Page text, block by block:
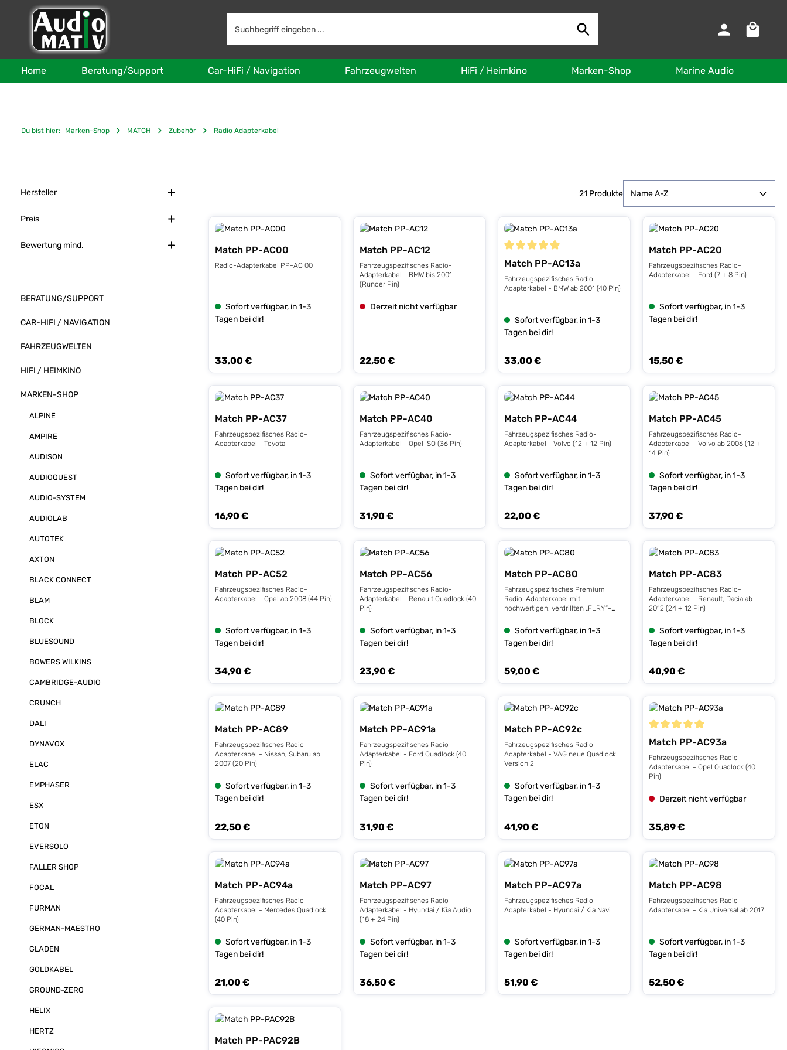
Hauptinhalt springen
Zur Suche springen
Zur Hauptnavigation springen
Home Beratung/Support Car-HiFi / Navigation Fahrzeugwelten HiFi / Heimkino Marken-Shop Marine Audio
Du bist hier: Marken-Shop MATCH Zubehör Radio Adapterkabel
Hersteller
Preis
Bewertung mind.
BERATUNG/SUPPORT
CAR-HIFI / NAVIGATION
FAHRZEUGWELTEN
HIFI / HEIMKINO
MARKEN-SHOP
ALPINE
AMPIRE
AUDISON
AUDIOQUEST
AUDIO-SYSTEM
AUDIOLAB
AUTOTEK
AXTON
BLACK CONNECT
BLAM
BLOCK
BLUESOUND
BOWERS WILKINS
CAMBRIDGE-AUDIO
CRUNCH
DALI
DYNAVOX
ELAC
EMPHASER
ESX
ETON
EVERSOLO
FALLER SHOP
FOCAL
FURMAN
GERMAN-MAESTRO
GLADEN
GOLDKABEL
GROUND-ZERO
HELIX
HERTZ
21 Produkte
Match PP-AC00
Sofort verfügbar, in 1-3
Tagen bei dir!
Regulärer Preis:
33,00 €
Match PP-AC12
Fahrzeugspezifisches Radio-
Adapterkabel - BMW bis 2001
Derzeit nicht verfügbar
Regulärer Preis:
22,50 €
Durchschnittliche Bewertung von 5 von 5 Sternen
Match PP-AC13a
Fahrzeugspezifisches Radio-
Adapterkabel - BMW ab 2001 (40 Pin)
Sofort verfügbar, in 1-3
Tagen bei dir!
Regulärer Preis:
33,00 €
Match PP-AC20
Fahrzeugspezifisches Radio-
Adapterkabel - Ford (7 + 8 Pin)
Sofort verfügbar, in 1-3
Tagen bei dir!
Regulärer Preis:
15,50 €
Match PP-AC37
Fahrzeugspezifisches Radio-
Adapterkabel - Toyota
Sofort verfügbar, in 1-3
Tagen bei dir!
Regulärer Preis:
16,90 €
Match PP-AC40
Fahrzeugspezifisches Radio-
Adapterkabel - Opel ISO (36 Pin)
Sofort verfügbar, in 1-3
Tagen bei dir!
Regulärer Preis:
31,90 €
Match PP-AC44
Fahrzeugspezifisches Radio-
Adapterkabel - Volvo (12 + 12 Pin)
Sofort verfügbar, in 1-3
Tagen bei dir!
Regulärer Preis:
22,00 €
Match PP-AC45
Fahrzeugspezifisches Radio-
Adapterkabel - Volvo ab 2006 (12 +
14 Pin)
Sofort verfügbar, in 1-3
Tagen bei dir!
Regulärer Preis:
37,90 €
Match PP-AC52
Fahrzeugspezifisches Radio-
Adapterkabel - Opel ab 2008 (44 Pin)
Sofort verfügbar, in 1-3
Tagen bei dir!
Regulärer Preis:
34,90 €
Match PP-AC56
Fahrzeugspezifisches Radio-
Adapterkabel - Renault Quadlock (40
Pin)
Sofort verfügbar, in 1-3
Tagen bei dir!
Regulärer Preis:
23,90 €
Match PP-AC80
Fahrzeugspezifisches Premium
Radio-Adapterkabel mit
hochwertigen, verdrillten „FLRY“-
Leitungsquerschnitt und
asymmetrischer Anschlussaufteilung
– Mercedes ab 2017 MBUX System
Optimierter Leitungsquerschnitt für
geringste Leitungsverluste Tape-
einzelnen Leitungen Asymmetrische
Kabellängen zum einfachen Einbau
0,50 Meter Anschlüsse 1 x 26-poliger
polige Mercedes Systembuchse 2 x
ISO Stecker 1 x ISO Buchse
Sofort verfügbar, in 1-3
Tagen bei dir!
Regulärer Preis:
59,00 €
Match PP-AC83
Fahrzeugspezifisches Radio-
Adapterkabel - Renault, Dacia ab
2012 (24 + 12 Pin)
Sofort verfügbar, in 1-3
Tagen bei dir!
Regulärer Preis:
40,90 €
Match PP-AC89
Fahrzeugspezifisches Radio-
Adapterkabel - Nissan, Subaru ab
2007 (20 Pin)
Sofort verfügbar, in 1-3
Tagen bei dir!
Regulärer Preis:
22,50 €
Match PP-AC91a
Fahrzeugspezifisches Radio-
Adapterkabel - Ford Quadlock (40
Pin)
Sofort verfügbar, in 1-3
Tagen bei dir!
Regulärer Preis:
31,90 €
Match PP-AC92c
Fahrzeugspezifisches Radio-
Adapterkabel - VAG neue Quadlock
Version 2
Sofort verfügbar, in 1-3
Tagen bei dir!
Regulärer Preis:
41,90 €
Durchschnittliche Bewertung von 5
Match PP-AC93a
Fahrzeugspezifisches Radio-
Adapterkabel - Opel Quadlock (40
Pin)
Derzeit nicht verfügbar
Regulärer Preis:
35,89 €
Match PP-AC94a
Fahrzeugspezifisches Radio-
Adapterkabel - Mercedes Quadlock
(40 Pin)
Sofort verfügbar, in 1-3
Tagen bei dir!
Regulärer Preis:
21,00 €
Match PP-AC97
Fahrzeugspezifisches Radio-
Adapterkabel - Hyundai / Kia Audio
(18 + 24 Pin)
Sofort verfügbar, in 1-3
Tagen bei dir!
Regulärer Preis:
36,50 €
Match PP-AC97a
Fahrzeugspezifisches Radio-
Adapterkabel - Hyundai / Kia Navi
Sofort verfügbar, in 1-3
Tagen bei dir!
Regulärer Preis:
51,90 €
Match PP-AC98
Fahrzeugspezifisches Radio-
Adapterkabel - Kia Universal ab 2017
Sofort verfügbar, in 1-3
Tagen bei dir!
Regulärer Preis:
52,50 €
Match PP-PAC92B